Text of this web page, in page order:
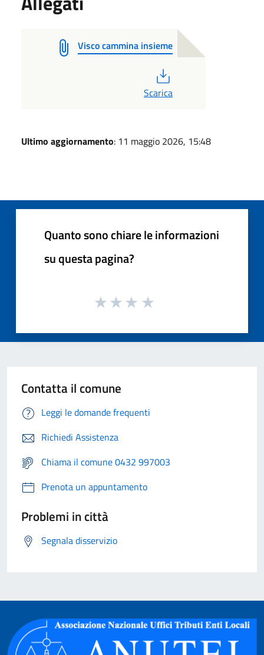
Visco cammina insieme
Scarica
Ultimo aggiornamento: 11 maggio 2026, 15:48
Quanto sono chiare le informazioni
su questa pagina?
Contatta il comune
Leggi le domande frequenti
Richiedi Assistenza
Chiama il comune 0432 997003
Prenota un appuntamento
Problemi in città
Segnala disservizio